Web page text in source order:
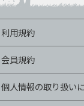
利用規約
会員規約
個人情報の取り扱い